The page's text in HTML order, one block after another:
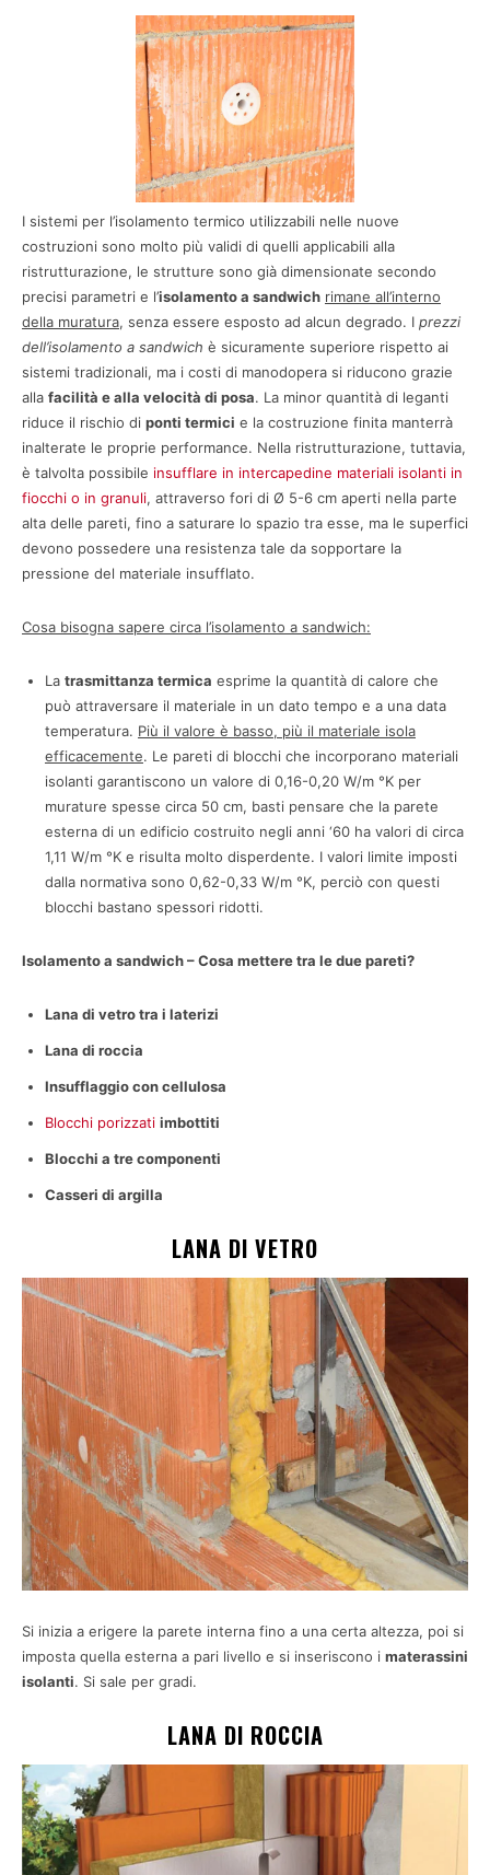
I sistemi per l’isolamento termico utilizzabili nelle nuove
costruzioni sono molto più validi di quelli applicabili alla
ristrutturazione, le strutture sono già dimensionate secondo
precisi parametri e l’isolamento a sandwich rimane all’interno
della muratura, senza essere esposto ad alcun degrado. I prezzi
dell’isolamento a sandwich è sicuramente superiore rispetto ai
sistemi tradizionali, ma i costi di manodopera si riducono grazie
alla facilità e alla velocità di posa. La minor quantità di leganti
riduce il rischio di ponti termici e la costruzione finita manterrà
inalterate le proprie performance. Nella ristrutturazione, tuttavia,
è talvolta possibile insufflare in intercapedine materiali isolanti in
fiocchi o in granuli, attraverso fori di Ø 5-6 cm aperti nella parte
alta delle pareti, fino a saturare lo spazio tra esse, ma le superfici
devono possedere una resistenza tale da sopportare la
pressione del materiale insufflato.
Cosa bisogna sapere circa l’isolamento a sandwich:
La trasmittanza termica esprime la quantità di calore che
può attraversare il materiale in un dato tempo e a una data
temperatura. Più il valore è basso, più il materiale isola
efficacemente. Le pareti di blocchi che incorporano materiali
isolanti garantiscono un valore di 0,16-0,20 W/m °K per
murature spesse circa 50 cm, basti pensare che la parete
esterna di un edificio costruito negli anni ‘60 ha valori di circa
1,11 W/m °K e risulta molto disperdente. I valori limite imposti
dalla normativa sono 0,62-0,33 W/m °K, perciò con questi
blocchi bastano spessori ridotti.
Isolamento a sandwich – Cosa mettere tra le due pareti?
Lana di vetro tra i laterizi
Lana di roccia
Insufflaggio con cellulosa
Blocchi porizzati imbottiti
Blocchi a tre componenti
Casseri di argilla
LANA DI VETRO
Si inizia a erigere la parete interna fino a una certa altezza, poi si
imposta quella esterna a pari livello e si inseriscono i materassini
isolanti. Si sale per gradi.
LANA DI ROCCIA